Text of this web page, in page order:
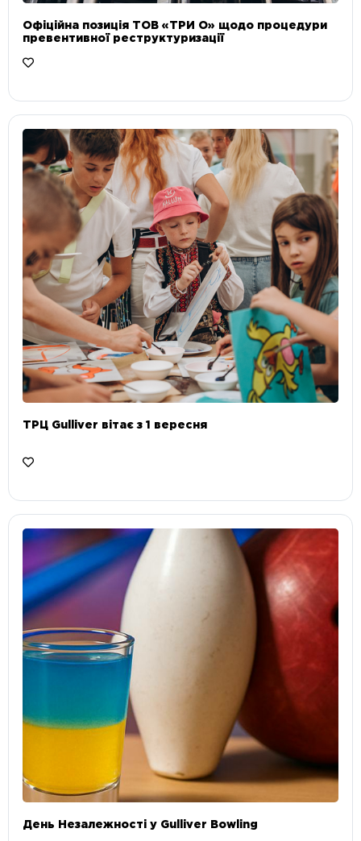
Офіційна позиція ТОВ «ТРИ О» щодо процедури
превентивної реструктуризації
ТРЦ Gulliver вітає з 1 вересня
День Незалежності у Gulliver Bowling